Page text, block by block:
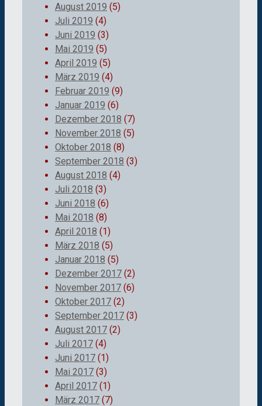
August 2019 (5)
Juli 2019 (4)
Juni 2019 (3)
Mai 2019 (5)
April 2019 (5)
März 2019 (4)
Februar 2019 (9)
Januar 2019 (6)
Dezember 2018 (7)
November 2018 (5)
Oktober 2018 (8)
September 2018 (3)
August 2018 (4)
Juli 2018 (3)
Juni 2018 (6)
Mai 2018 (8)
April 2018 (1)
März 2018 (5)
Januar 2018 (5)
Dezember 2017 (2)
November 2017 (6)
Oktober 2017 (2)
September 2017 (3)
August 2017 (2)
Juli 2017 (4)
Juni 2017 (1)
Mai 2017 (3)
April 2017 (1)
März 2017 (7)